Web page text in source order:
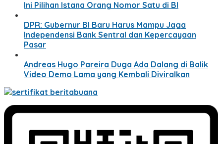
Ini Pilihan Istana Orang Nomor Satu di BI
DPR: Gubernur BI Baru Harus Mampu Jaga
Independensi Bank Sentral dan Kepercayaan
Pasar
Andreas Hugo Pareira Duga Ada Dalang di Balik
Video Demo Lama yang Kembali Diviralkan